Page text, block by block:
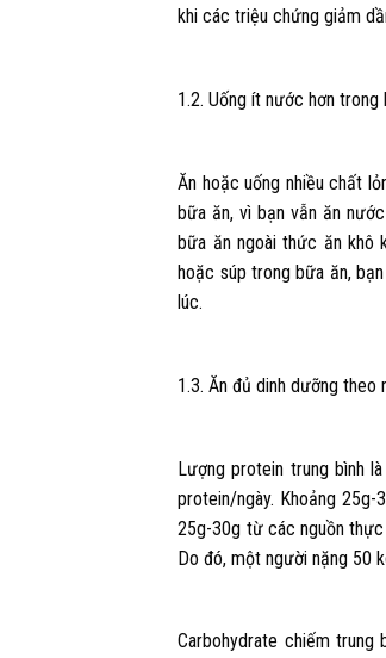
khi các triệu chứng giảm
1.2. Uống ít nước hơn trong
Ăn hoặc uống nhiều chất
bữa ăn, vì bạn vẫn ăn
bữa ăn ngoài thức ăn khô
hoặc súp trong bữa ăn,
lúc.
1.3. Ăn đủ dinh dưỡng theo
Lượng protein trung bình
protein/ngày. Khoảng
25g-30g từ các nguồn
Do đó, một người nặng 50
Carbohydrate chiếm trung